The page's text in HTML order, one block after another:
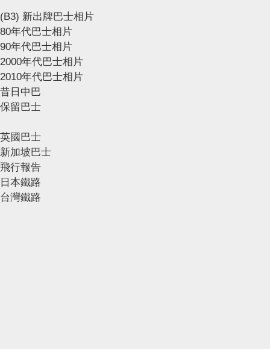
(B3) 新出牌巴士相片
80年代巴士相片
90年代巴士相片
2000年代巴士相片
2010年代巴士相片
昔日中巴
保留巴士
英國巴士
新加坡巴士
飛行報告
日本鐵路
台灣鐵路